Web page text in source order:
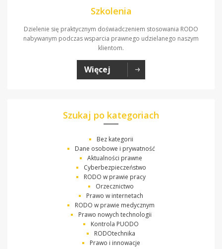
Szkolenia
Dzielenie się praktycznym doświadczeniem stosowania RODO
nabywanym podczas wsparcia prawnego udzielanego naszym
klientom.
Więcej
Szukaj po kategoriach
Bez kategorii
Dane osobowe i prywatność
Aktualności prawne
Cyberbezpieczeństwo
RODO w prawie pracy
Orzecznictwo
Prawo w internetach
RODO w prawie medycznym
Prawo nowych technologii
Kontrola PUODO
RODOtechnika
Prawo i innowacje